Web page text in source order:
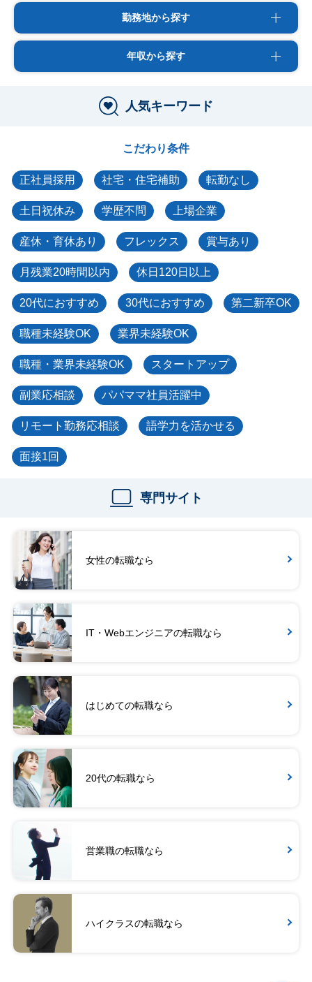
勤務地から探す
年収から探す
人気キーワード
こだわり条件
正社員採用 社宅・住宅補助 転勤なし
土日祝休み 学歴不問 上場企業
産休・育休あり フレックス 賞与あり
月残業20時間以内 休日120日以上
20代におすすめ 30代におすすめ 第二新卒OK
職種未経験OK 業界未経験OK
職種・業界未経験OK スタートアップ
副業応相談 パパママ社員活躍中
リモート勤務応相談 語学力を活かせる
面接1回
専門サイト
女性の転職なら
IT・Webエンジニアの転職なら
はじめての転職なら
20代の転職なら
営業職の転職なら
ハイクラスの転職なら